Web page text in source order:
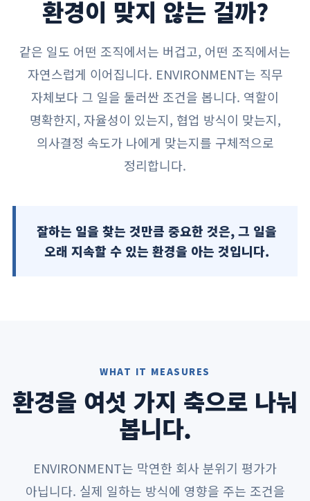
환경이 맞지 않는 걸까?
같은 일도 어떤 조직에서는 버겁고, 어떤 조직에서는
자연스럽게 이어집니다. ENVIRONMENT는 직무
자체보다 그 일을 둘러싼 조건을 봅니다. 역할이
명확한지, 자율성이 있는지, 협업 방식이 맞는지,
의사결정 속도가 나에게 맞는지를 구체적으로
정리합니다.
잘하는 일을 찾는 것만큼 중요한 것은, 그 일을
오래 지속할 수 있는 환경을 아는 것입니다.
WHAT IT MEASURES
환경을 여섯 가지 축으로 나눠
봅니다.
ENVIRONMENT는 막연한 회사 분위기 평가가
아닙니다. 실제 일하는 방식에 영향을 주는 조건을